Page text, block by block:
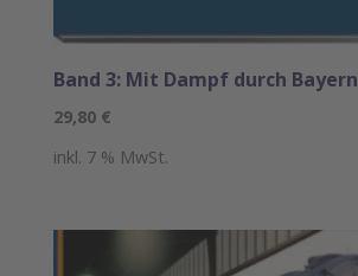
Band 3: Mit Dampf durch Bayern
29,80 €
inkl. 7 % MwSt.